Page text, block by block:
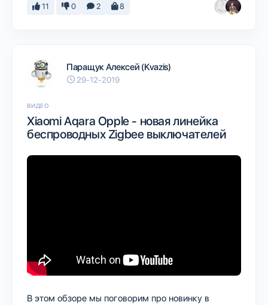
11 0 2 8
Паращук Алексей (Kvazis)
29-12-2019
ВИДЕО
Xiaomi Aqara Opple - новая линейка
беспроводных Zigbee выключателей
В этом обзоре мы поговорим про новинку в